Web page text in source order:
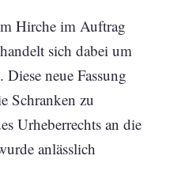
Hirche im Auftrag
sich dabei um
neue Fassung
Schranken zu
Urheberrechts an die
anlässlich